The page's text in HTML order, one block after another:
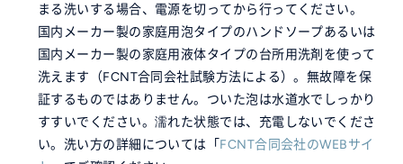
まる洗いする場合、電源を切ってから行ってください。
国内メーカー製の家庭用泡タイプのハンドソープあるいは
国内メーカー製の家庭用液体タイプの台所用洗剤を使って
洗えます（FCNT合同会社試験方法による）。無故障を保
証するものではありません。ついた泡は水道水でしっかり
すすいでください。濡れた状態では、充電しないでくださ
い。洗い方の詳細については「 FCNT合同会社のWEBサイ